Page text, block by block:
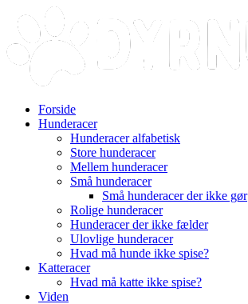
Videre
indhold
Forside
Hunderacer
Hunderacer alfabetisk
Store hunderacer
Mellem hunderacer
Små hunderacer
Små hunderacer der ikke gør
Rolige hunderacer
Hunderacer der ikke fælder
Ulovlige hunderacer
Hvad må hunde ikke spise?
Katteracer
Hvad må katte ikke spise?
Viden